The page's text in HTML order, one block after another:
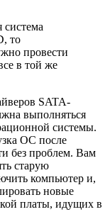
система
то
провести
в той же
SATA-
выполняться
системы.
ОС после
без проблем. Вам
старую
компьютер и,
новые
платы, идущих в